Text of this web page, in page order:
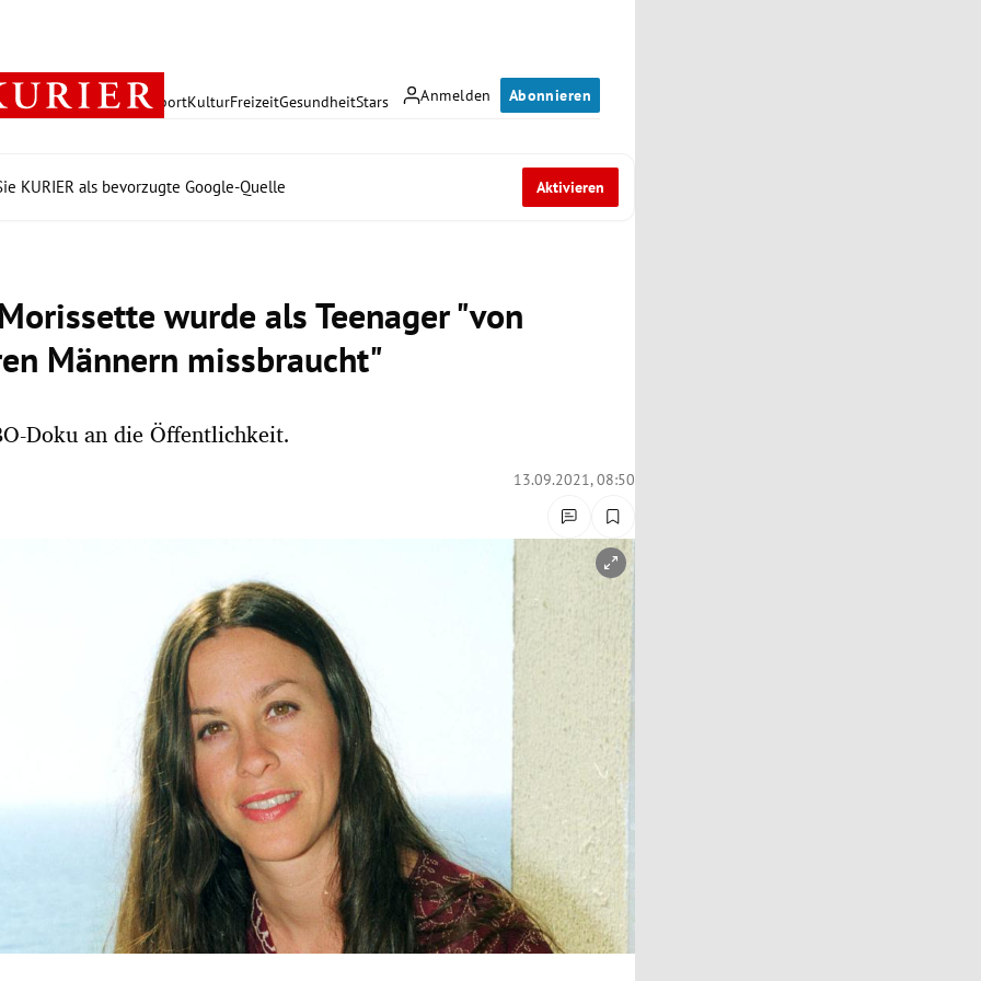
Anmelden Abonnieren
PolitikWirtschaft SportKulturFreizeitGesundheitStars
KURIER als bevorzugte Google-Quelle Aktivieren
wurde als Teenager "von
Männern missbraucht"
Doku an die Öffentlichkeit.
13.09.2021, 08:50
öffnen/schließen